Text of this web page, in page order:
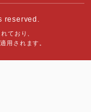
reserved.
ており、
用されます。